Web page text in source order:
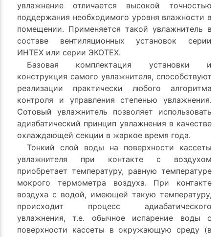
увлажнение отличается высокой точностью
поддержания необходимого уровня влажности в
помещении. Применяется такой увлажнитель в
составе вентиляционных установок серии
ИНТЕХ или серии ЭКОТЕХ.
Базовая комплектация установки и
конструкция самого увлажнителя, способствуют
реализации практически любого алгоритма
контроля и управления степенью увлажнения.
Сотовый увлажнитель позволяет использовать
адиабатический принцип увлажнения в качестве
охлаждающей секции в жаркое время года.
Тонкий слой воды на поверхности кассеты
увлажнителя при контакте с воздухом
приобретает температуру, равную температуре
мокрого термометра воздуха. При контакте
воздуха с водой, имеющей такую температуру,
происходит процесс адиабатического
увлажнения, т.е. обычное испарение воды с
поверхности кассеты в окружающую среду (в